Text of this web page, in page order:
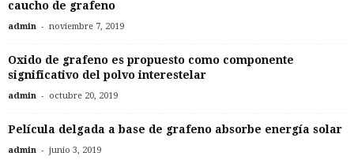
caucho de grafeno
admin - noviembre 7, 2019
Oxido de grafeno es propuesto como componente
significativo del polvo interestelar
admin - octubre 20, 2019
Película delgada a base de grafeno absorbe energía solar
admin - junio 3, 2019